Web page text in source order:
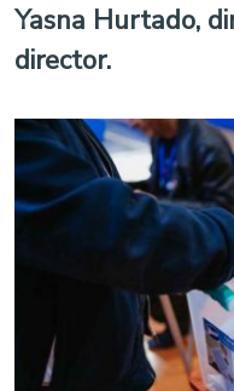
Yasna Hurtado,
director.